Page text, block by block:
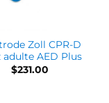
Zoll CPR-D
adulte AED Plus
$231.00